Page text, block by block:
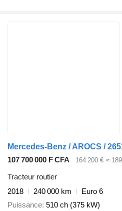
107 700 000 F CFA 164 200 € ≈
Tracteur routier
2018
240 000 km
Euro 6
Puissance 510 ch (375 kW)